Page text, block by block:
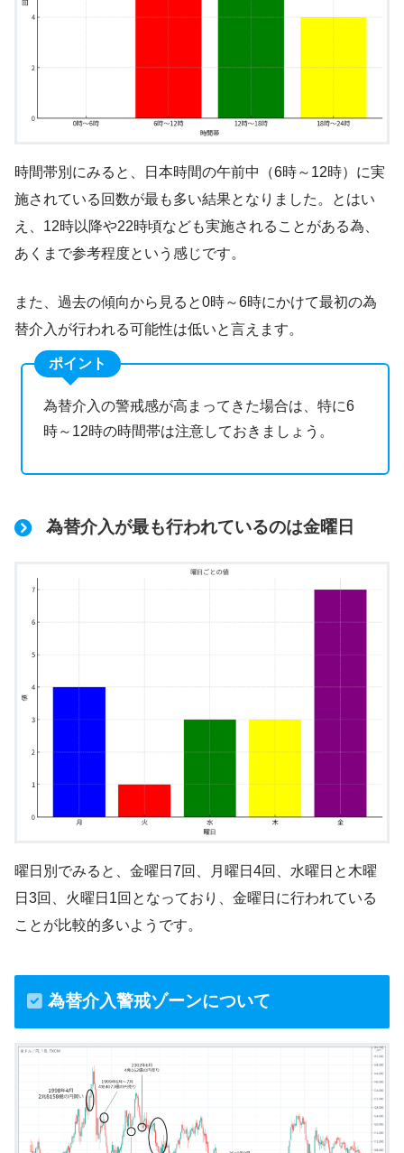
時間帯別にみると、日本時間の午前中（6時～12時）に実
施されている回数が最も多い結果となりました。とはい
え、12時以降や22時頃なども実施されることがある為、
あくまで参考程度という感じです。
また、過去の傾向から見ると0時～6時にかけて最初の為
替介入が行われる可能性は低いと言えます。
ポイント
為替介入の警戒感が高まってきた場合は、特に6
時～12時の時間帯は注意しておきましょう。
為替介入が最も行われているのは金曜日
曜日別でみると、金曜日7回、月曜日4回、水曜日と木曜
日3回、火曜日1回となっており、金曜日に行われている
ことが比較的多いようです。
為替介入警戒ゾーンについて